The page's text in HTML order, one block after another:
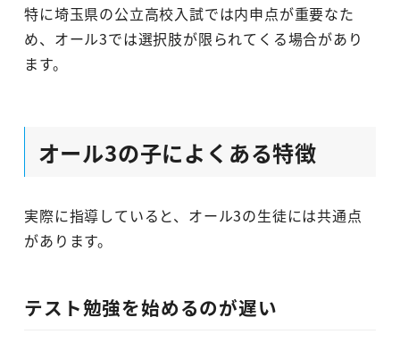
特に埼玉県の公立高校入試では内申点が重要なた
め、オール3では選択肢が限られてくる場合があり
ます。
オール3の子によくある特徴
実際に指導していると、オール3の生徒には共通点
があります。
テスト勉強を始めるのが遅い